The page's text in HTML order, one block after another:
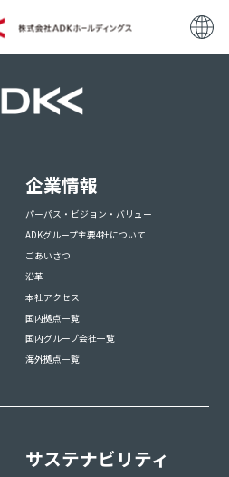
企業情報
パーパス・ビジョン・バリュー
ADKグループ主要4社について
ごあいさつ
沿革
本社アクセス
国内拠点一覧
国内グループ会社一覧
海外拠点一覧
サステナビリティ